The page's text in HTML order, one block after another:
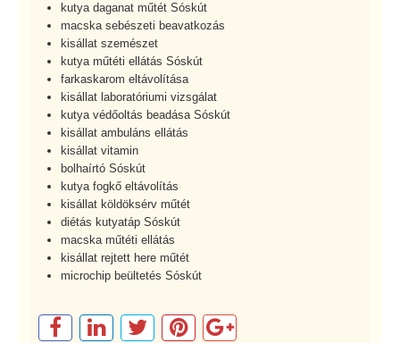
kutya daganat műtét Sóskút
macska sebészeti beavatkozás
kisállat szemészet
kutya műtéti ellátás Sóskút
farkaskarom eltávolítása
kisállat laboratóriumi vizsgálat
kutya védőoltás beadása Sóskút
kisállat ambuláns ellátás
kisállat vitamin
bolhaírtó Sóskút
kutya fogkő eltávolítás
kisállat köldöksérv műtét
diétás kutyatáp Sóskút
macska műtéti ellátás
kisállat rejtett here műtét
microchip beültetés Sóskút